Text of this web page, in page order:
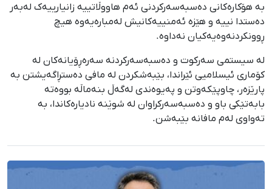
بە هۆکارەکانی دەسبەسەرکردنی ئەم هاووڵاتییە زانیارییەک لەبەر
دەستدا نییە و هێزە ئەمنییەکانیش لەمبارەیەوە هیچ
ڕوونکردنەوەیەکیان نەداوە.
لە سیستمی سەرکوت و دەسبەسەرکردنە سەرەڕۆیانەکان لە
کۆماری ئیسلامیی ئێراندا، بێبەشکردن لە مافی دەستڕاگەیشتن بە
پارێزەر، چاوپێکەوتن و پەیوەندی لەگەڵ بنەماڵە بووەتە
بابەتێکی باو و دەسبەسەرکراوان لە شوێنە نادیارەکاندا، بە
تەواوی لەم مافانە بێبەشن.